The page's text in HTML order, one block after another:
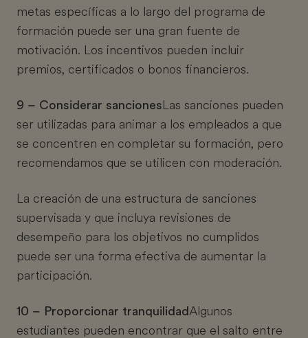
metas específicas a lo largo del programa de
formación puede ser una gran fuente de
motivación. Los incentivos pueden incluir
premios, certificados o bonos financieros.
9 – Considerar sanciones Las sanciones pueden
ser utilizadas para animar a los empleados a que
se concentren en completar su formación, pero
recomendamos que se utilicen con moderación.
La creación de una estructura de sanciones
supervisada y que incluya revisiones de
desempeño para los objetivos no cumplidos
puede ser una forma efectiva de aumentar la
participación.
10 – Proporcionar tranquilidadAlgunos
estudiantes pueden encontrar que el salto entre